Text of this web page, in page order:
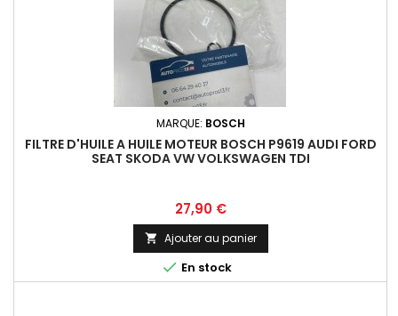
MARQUE: BOSCH
FILTRE D'HUILE A HUILE MOTEUR BOSCH P9619 AUDI FORD
SEAT SKODA VW VOLKSWAGEN TDI
Prix
27,90 €
 Ajouter au panier
 En stock